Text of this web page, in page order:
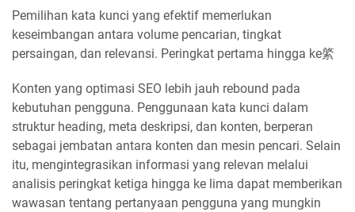
Pemilihan kata kunci yang efektif memerlukan
keseimbangan antara volume pencarian, tingkat
persaingan, dan relevansi. Peringkat pertama hingga ke綮
Konten yang optimasi SEO lebih jauh rebound pada
kebutuhan pengguna. Penggunaan kata kunci dalam
struktur heading, meta deskripsi, dan konten, berperan
sebagai jembatan antara konten dan mesin pencari. Selain
itu, mengintegrasikan informasi yang relevan melalui
analisis peringkat ketiga hingga ke lima dapat memberikan
wawasan tentang pertanyaan pengguna yang mungkin